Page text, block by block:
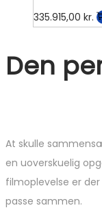
335.915,00 kr.
Den
At skulle
en uoverskuelig
filmoplevelse er
passe sammen.